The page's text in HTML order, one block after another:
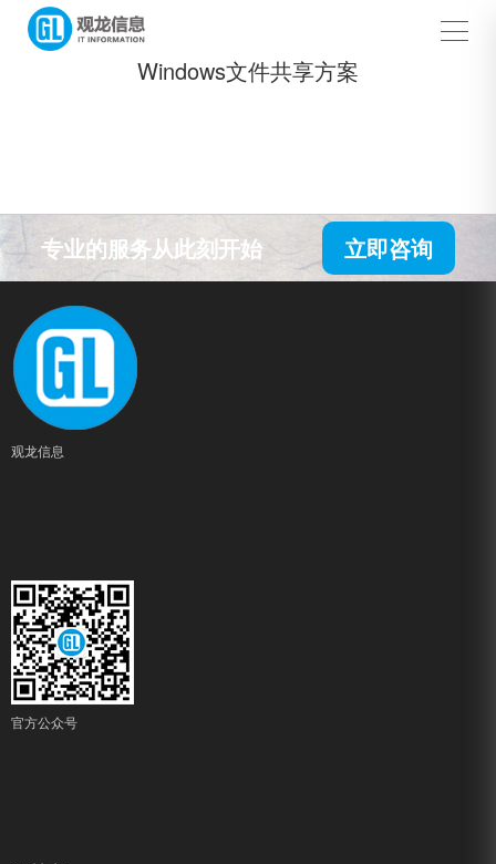
Windows文件共享方案
专业的服务从此刻开始 立即咨询
观龙信息
官方公众号